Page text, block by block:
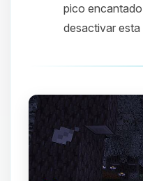
pico
desactivar esta